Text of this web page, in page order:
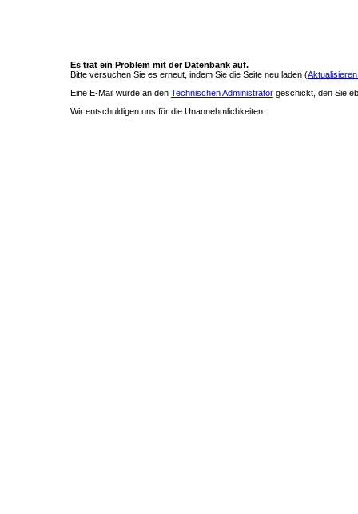
Es trat ein Problem mit der Datenbank auf.
Bitte versuchen Sie es erneut, indem Sie die Seite neu laden (
Eine E-Mail wurde an den Technischen Administrator geschickt, den Sie
Wir entschuldigen uns für die Unannehmlichkeiten.